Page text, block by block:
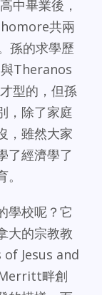
中畢業後，
共兩
孫的求學歷
與Theranos
型的，但孫
，除了家庭
，雖然大家
了經濟學了
學校呢？它
大的宗教教
Jesus and
畔創